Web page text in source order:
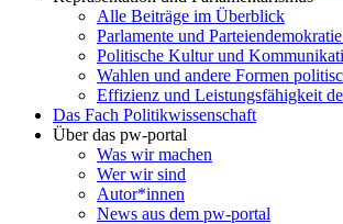
Alle Beiträge im Überblick
Parlamente und
Politische Kultur und
Wahlen und andere Formen
Effizienz und Leistungsfähigkeit
Das Fach Politikwissenschaft
Über das pw-portal
Was wir machen
Wer wir sind
Autor*innen
News aus dem pw-portal